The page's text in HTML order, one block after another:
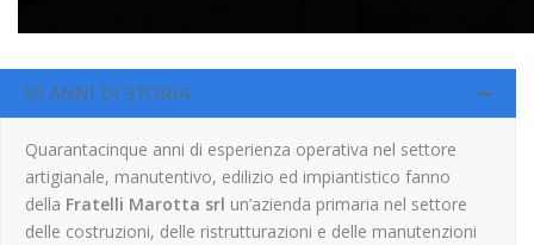
50 ANNI DI STORIA
Quarantacinque anni di esperienza operativa nel settore
artigianale, manutentivo, edilizio ed impiantistico fanno
della Fratelli Marotta srl un’azienda primaria nel settore
delle costruzioni, delle ristrutturazioni e delle manutenzioni